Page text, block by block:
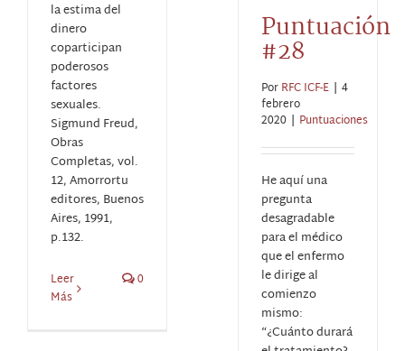
la estima del
dinero
coparticipan
poderosos
factores
sexuales.
Sigmund Freud,
Obras
Completas, vol.
12, Amorrortu
editores, Buenos
Aires, 1991,
p.132.
Leer
Más
0
Puntuación
#28
PorRFC ICF-E | 4
febrero
2020 | Puntuaciones
He aquí una
pregunta
desagradable
para el médico
que el enfermo
le dirige al
comienzo
mismo:
“¿Cuánto durará